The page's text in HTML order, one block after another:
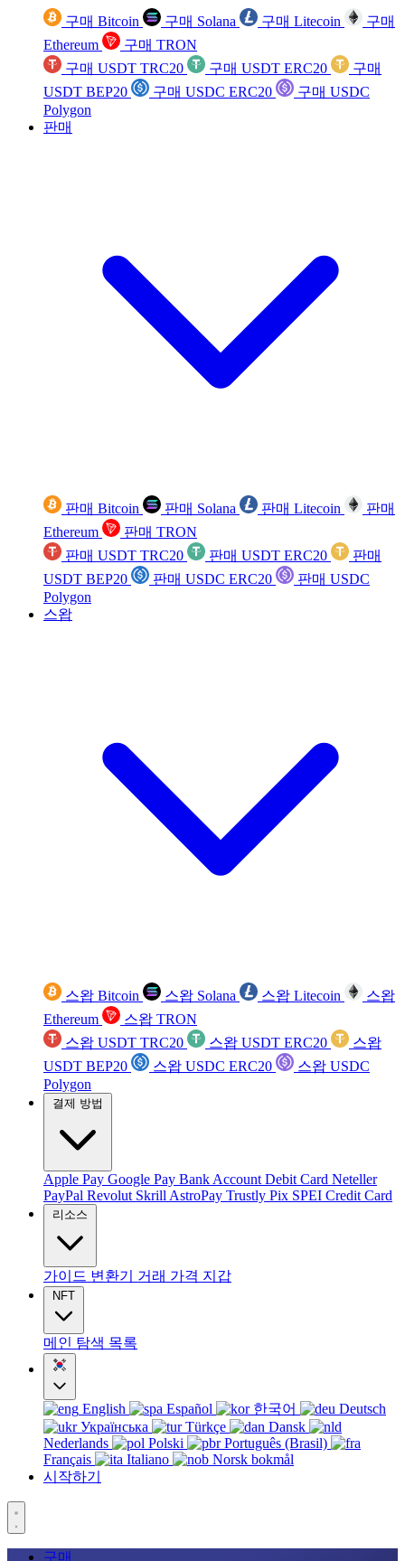
구매 Bitcoin 구매 Solana 구매 Litecoin
구매
Ethereum
구매 TRON
구매 USDT TRC20
구매 USDT ERC20
구매
USDT BEP20
구매 USDC ERC20
구매 USDC
Polygon
판매
판매 Bitcoin 판매 Solana 판매 Litecoin
판매
Ethereum
판매 TRON
판매 USDT TRC20
판매 USDT ERC20
판매
USDT BEP20
판매 USDC ERC20
판매 USDC
Polygon
스왑
스왑 Bitcoin 스왑 Solana 스왑 Litecoin
스왑
Ethereum
스왑 TRON
스왑 USDT TRC20
스왑 USDT ERC20
스왑
USDT BEP20
스왑 USDC ERC20
스왑 USDC
Polygon
결제 방법
Apple Pay Google Pay Bank Account Debit Card Neteller
PayPal Revolut Skrill AstroPay Trustly Pix SPEI Credit Card
리소스
가이드 변환기 거래 가격 지갑
NFT
메인 탐색 목록
English Español 한국어
Deutsch
Українська
Türkçe
Dansk
Nederlands
Polski
Português (Brasil)
Français
Italiano
Norsk bokmål
시작하기
구매